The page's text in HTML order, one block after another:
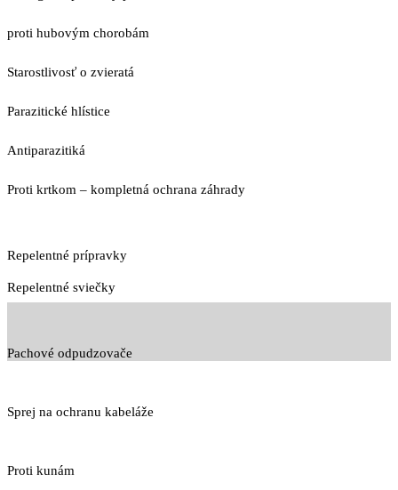
proti hubovým chorobám
Starostlivosť o zvieratá
Parazitické hlístice
Antiparazitiká
Proti krtkom – kompletná ochrana záhrady
Repelentné prípravky
Repelentné sviečky
Pachové odpudzovače
Sprej na ochranu kabeláže
Proti kunám